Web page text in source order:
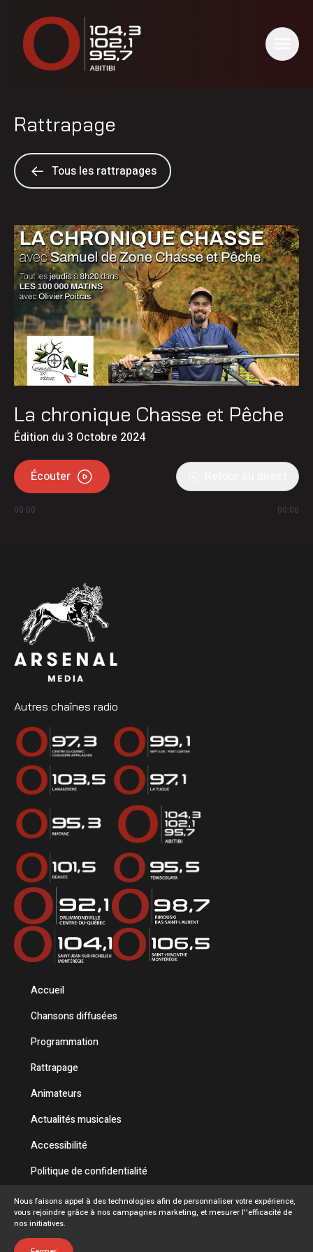
Rattrapage
Tous les rattrapages
La chronique Chasse et Pêche
Édition du 3 Octobre 2024
Écouter
00:00 00:00
Autres chaînes radio
Accueil
Chansons diffusées
Programmation
Rattrapage
Animateurs
Actualités musicales
Accessibilité
Politique de confidentialité
Conditions d'utilisation
FAQ
Emplois
Nous faisons appel à des technologies afin de personnaliser votre expérience,
vous rejoindre grâce à nos campagnes marketing, et mesurer l''efficacité de
nos initiatives.